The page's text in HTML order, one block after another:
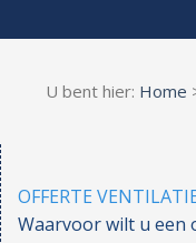
U bent hier: Home
OFFERTE
Waarvoor wilt u een